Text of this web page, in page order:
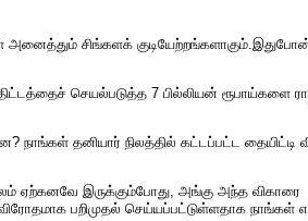
அனைத்தும் சிங்களக்
செயல்படுத்த 7 பில்லியன் ரூபாய்களை
தனியார் நிலத்தில் கட்டப்பட்ட தையிட்டி
ஏற்கனவே இருக்கும்போது, ​அங்கு அந்த விகாரை
பறிமுதல் செய்யப்பட்டுள்ளதாக நாங்கள்